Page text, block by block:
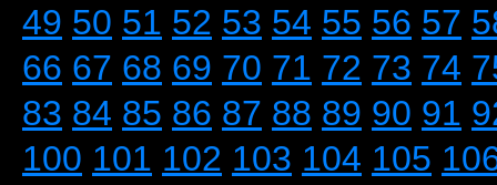
49 50 51 52 53 54 55 56 57
66 67 68 69 70 71 72 73 74
83 84 85 86 87 88 89 90 91
100 101 102 103 104 105